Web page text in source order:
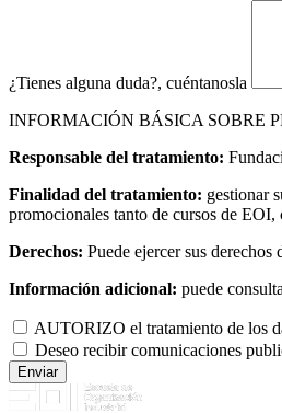
¿Tienes alguna duda?, cuéntanosla
INFORMACIÓN BÁSICA SOBRE
Responsable del tratamiento:
Finalidad del tratamiento: gestionar
promocionales tanto de cursos de
Derechos: Puede ejercer sus
Información adicional: puede
AUTORIZO el tratamiento de los
Deseo recibir comunicaciones